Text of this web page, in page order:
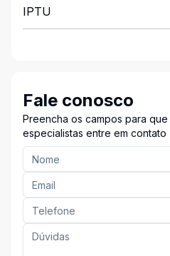
IPTU
Fale conosco
Preencha os campos para
especialistas entre em contato